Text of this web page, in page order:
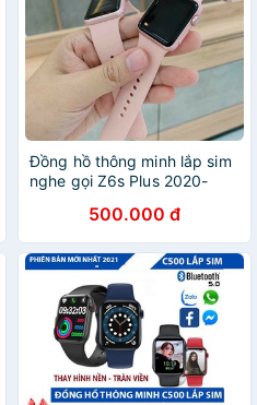
Đồng hồ thông minh lắp sim
nghe gọi Z6s Plus 2020-
500.000 đ